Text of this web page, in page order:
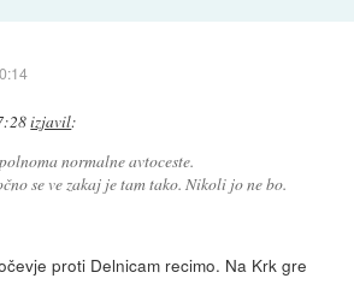
izjavil:
normalne avtoceste.
se ve zakaj je tam tako. Nikoli jo ne bo.
proti Delnicam recimo. Na Krk gre